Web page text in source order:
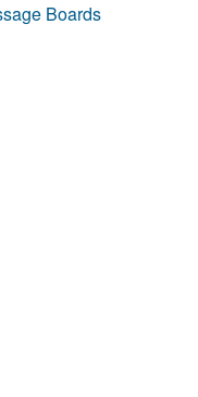
Boards